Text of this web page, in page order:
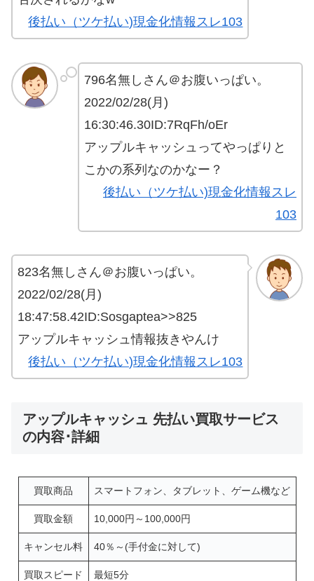
後払い（ツケ払い)現金化情報スレ103
796名無しさん＠お腹いっぱい。
2022/02/28(月)
16:30:46.30ID:7RqFh/oEr
アップルキャッシュってやっぱりと
こかの系列なのかなー？
後払い（ツケ払い)現金化情報スレ
103
823名無しさん＠お腹いっぱい。
2022/02/28(月)
18:47:58.42ID:Sosgaptea>>825
アップルキャッシュ情報抜きやんけ
後払い（ツケ払い)現金化情報スレ103
アップルキャッシュ 先払い買取サービス
の内容･詳細
買取商品 スマートフォン、タブレット、ゲーム機など
買取金額 10,000円～100,000円
キャンセル料 40％～(手付金に対して)
買取スピード 最短5分